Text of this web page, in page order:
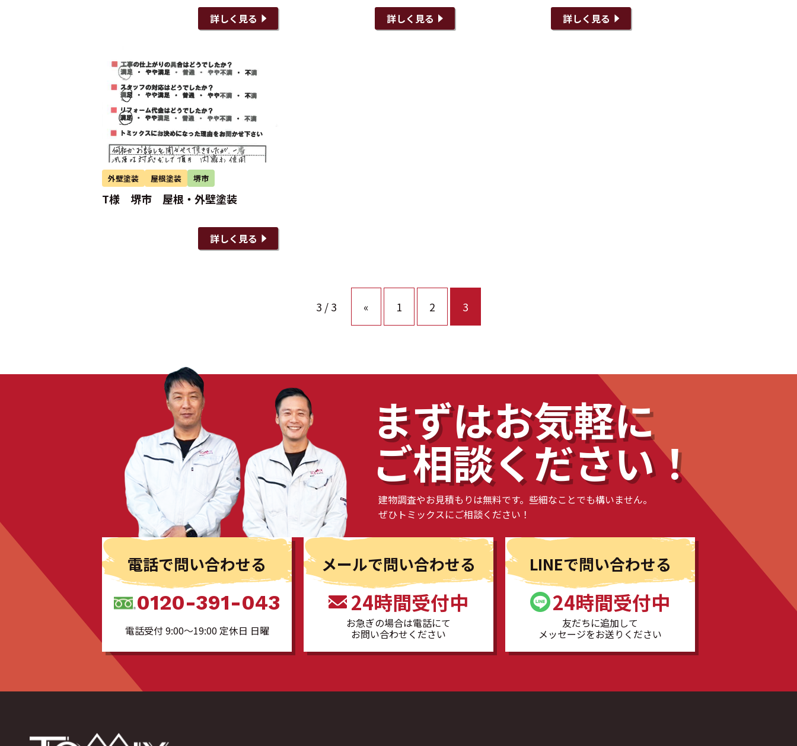
詳しく見る 詳しく見る 詳しく見る
外壁塗装 屋根塗装 堺市
T様 堺市 屋根・外壁塗装
詳しく見る
3 / 3 « 1 2 3
まずはお気軽に
ご相談ください！
建物調査やお見積もりは無料です。些細なことでも構いません。
ぜひトミックスにご相談ください！
電話で問い合わせる
0120-391-043
電話受付 9:00〜19:00 定休日 日曜
メールで問い合わせる
24時間受付中
お急ぎの場合は電話にて
お問い合わせください
LINEで問い合わせる
24時間受付中
友だちに追加して
メッセージをお送りください